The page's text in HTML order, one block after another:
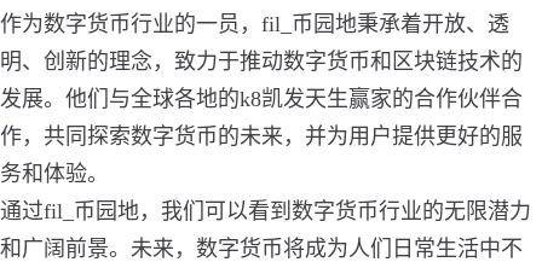
作为数字货币行业的一员，fil_币园地秉承着开放、透
明、创新的理念，致力于推动数字货币和区块链技术的
发展。他们与全球各地的k8凯发天生赢家的合作伙伴合
作，共同探索数字货币的未来，并为用户提供更好的服
务和体验。
通过fil_币园地，我们可以看到数字货币行业的无限潜力
和广阔前景。未来，数字货币将成为人们日常生活中不